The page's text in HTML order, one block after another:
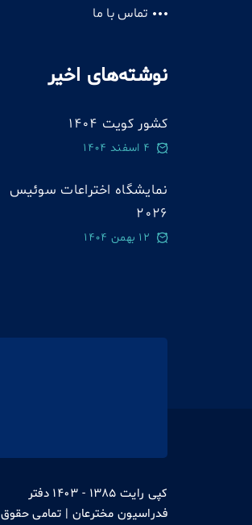
تماس با ما
نوشته‌های اخیر
کشور کویت 1404
4 اسفند 1404
نمایشگاه اختراعات سوئيس
2026
12 بهمن 1404
کپی رایت 1385 - 1403 دفتر
فدراسیون مخترعان | تمامی حقوق